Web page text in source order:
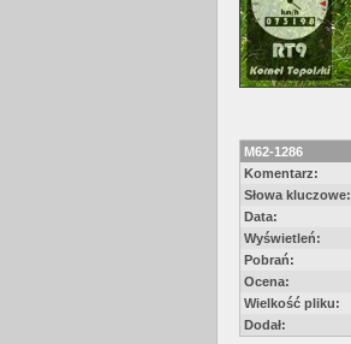
M62-1286
Komentarz:
Słowa kluczowe:
Data:
Wyświetleń:
Pobrań:
Ocena:
Wielkość pliku:
Dodał: